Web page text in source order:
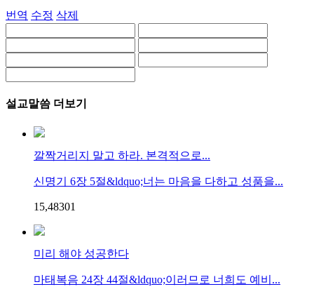
번역 수정 삭제
설교말씀 더보기
깔짝거리지 말고 하라. 본격적으로...
신명기 6장 5절&ldquo;너는 마음을 다하고 성품을...
15,48301
미리 해야 성공한다
마태복음 24장 44절&ldquo;이러므로 너희도 예비...